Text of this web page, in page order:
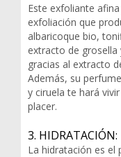
Este exfoliante
exfoliación que
albaricoque bio,
extracto de grosella
gracias al extracto
Además, su
y ciruela te hará
placer.
3. HIDRATACIÓN:
La hidratación es el